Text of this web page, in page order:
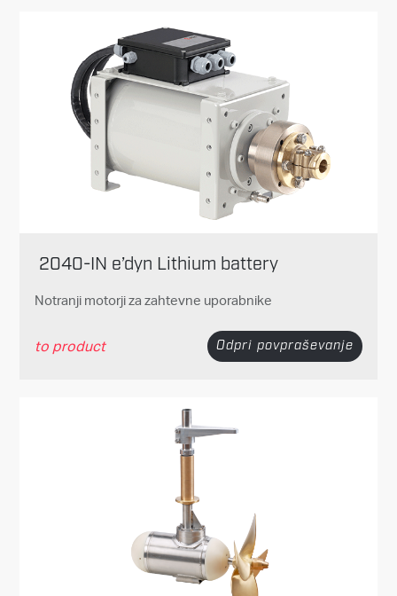
2040-IN e’dyn Lithium battery
Notranji motorji za zahtevne uporabnike
to product Odpri povpraševanje